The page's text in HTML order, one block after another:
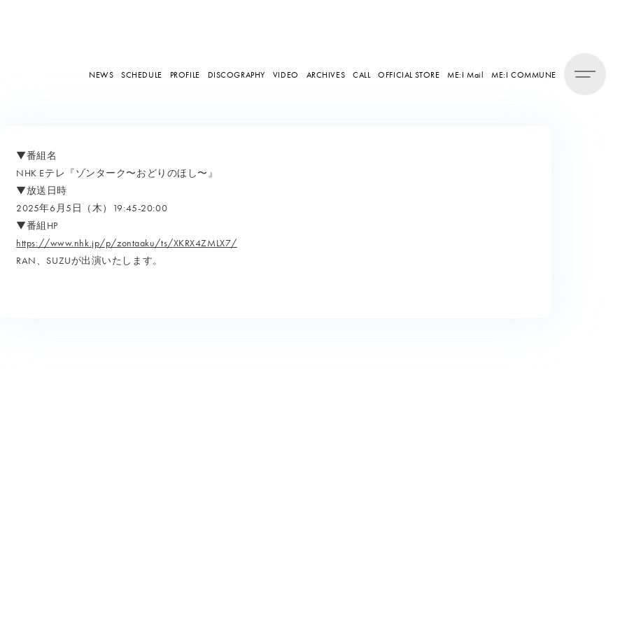
NEWS SCHEDULE PROFILE DISCOGRAPHY VIDEO ARCHIVES CALL OFFICIAL STORE ME:I Mail ME:I COMMUNE
▼番組名
NHK Eテレ『ゾンターク〜おどりのほし〜』
▼放送日時
2025年6月5日（木）19:45-20:00
▼番組HP
https://www.nhk.jp/p/zontaaku/ts/XKRX4ZMLX7/
RAN、SUZUが出演いたします。